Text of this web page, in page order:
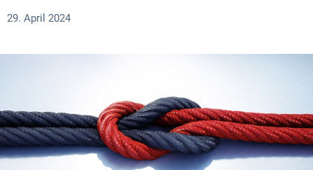
29. April 2024